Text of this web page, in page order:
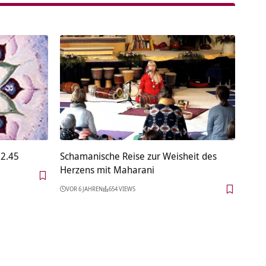
Schamanische Reise zur Weisheit des
Herzens mit Maharani
VOR 6 JAHREN 654 VIEWS